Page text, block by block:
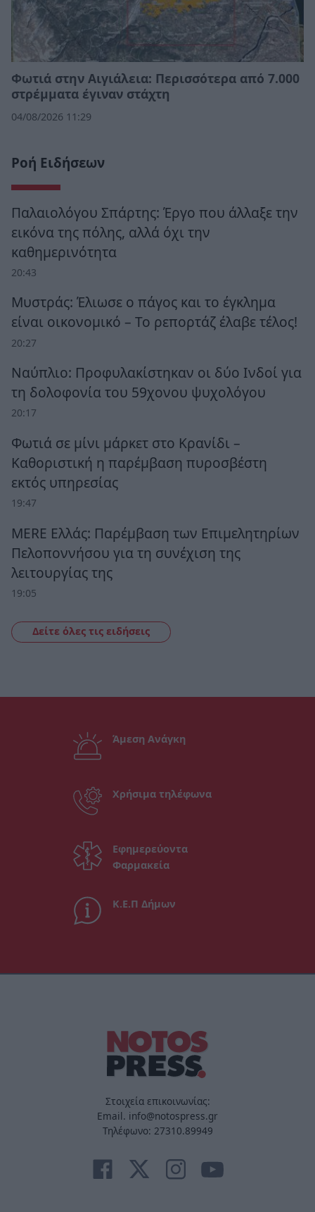
Φωτιά στην Αιγιάλεια: Περισσότερα από 7.000
στρέμματα έγιναν στάχτη
04/08/2026 11:29
Ροή Ειδήσεων
Παλαιολόγου Σπάρτης: Έργο που άλλαξε την
εικόνα της πόλης, αλλά όχι την
καθημερινότητα
20:43
Μυστράς: Έλιωσε ο πάγος και το έγκλημα
είναι οικονομικό – Το ρεπορτάζ έλαβε τέλος!
20:27
Ναύπλιο: Προφυλακίστηκαν οι δύο Ινδοί για
τη δολοφονία του 59χονου ψυχολόγου
20:17
Φωτιά σε μίνι μάρκετ στο Κρανίδι –
Καθοριστική η παρέμβαση πυροσβέστη
εκτός υπηρεσίας
19:47
MERE Ελλάς: Παρέμβαση των Επιμελητηρίων
Πελοποννήσου για τη συνέχιση της
λειτουργίας της
19:05
Δείτε όλες τις ειδήσεις
Άμεση Ανάγκη
Χρήσιμα τηλέφωνα
Εφημερεύοντα
Φαρμακεία
Κ.Ε.Π Δήμων
Στοιχεία επικοινωνίας:
Email. info@notospress.gr
Τηλέφωνο: 27310.89949